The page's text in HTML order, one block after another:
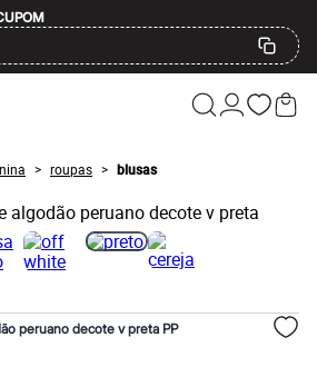
> roupas > blusas
peruano decote v preta PP